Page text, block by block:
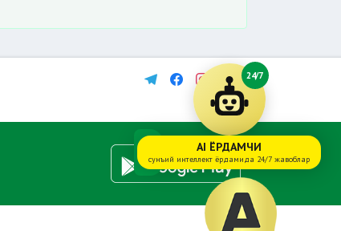
24/7
AI ЁРДАМЧИ
сунъий интеллект ёрдамида 24/7 жавоблар